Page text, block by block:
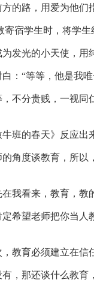
方的路，用爱为他们
寄宿学生时，将学
为发光的小天使，用
：“等等，他是我
不分贵贱，一视同
牛班的春天》反应
角度谈教育，所以
在我看来，教育，教
希望老师把你当人
，教育必须建立在信
，那还谈什么教育